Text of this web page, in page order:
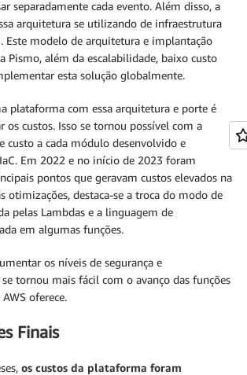
separadamente cada evento. Além disso, a
arquitetura se utilizando de infraestrutura
Este modelo de arquitetura e implantação
Pismo, além da escalabilidade, baixo custo
esta solução globalmente.
plataforma com essa arquitetura e porte é
os custos. Isso se tornou possível com a
custo a cada módulo desenvolvido e
Em 2022 e no início de 2023 foram
pontos que geravam custos elevados na
otimizações, destaca-se a troca do modo de
pelas Lambdas e a linguagem de
em algumas funções.
os níveis de segurança e
tornou mais fácil com o avanço das funções
oferece.
Finais
os custos da plataforma foram